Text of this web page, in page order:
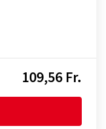
109,56 Fr.